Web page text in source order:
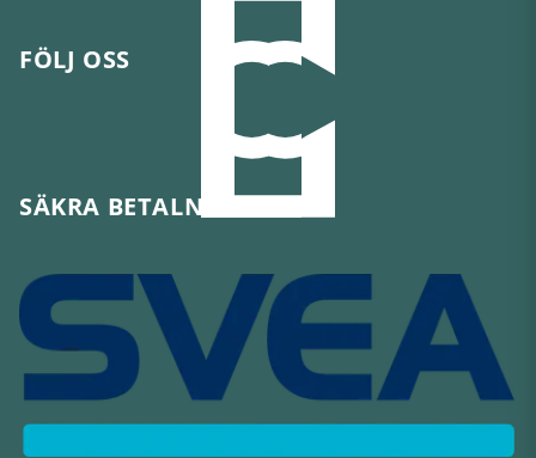
FÖLJ OSS
SÄKRA BETALNINGAR